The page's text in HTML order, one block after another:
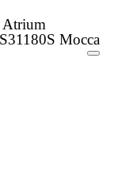
Mocca